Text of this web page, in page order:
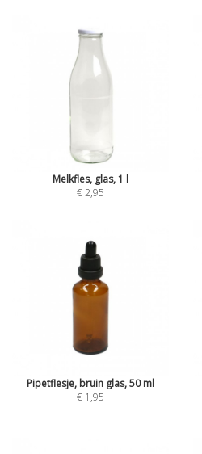
Melkfles, glas, 1 l
€ 2,95
Pipetflesje, bruin glas, 50 ml
€ 1,95